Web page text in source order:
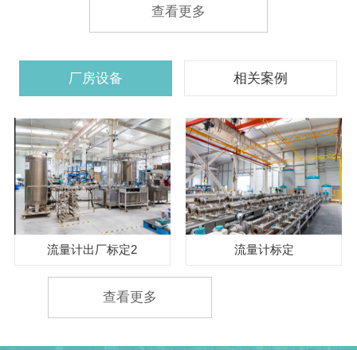
查看更多
厂房设备 相关案例
流量计出厂标定2 流量计标定
查看更多